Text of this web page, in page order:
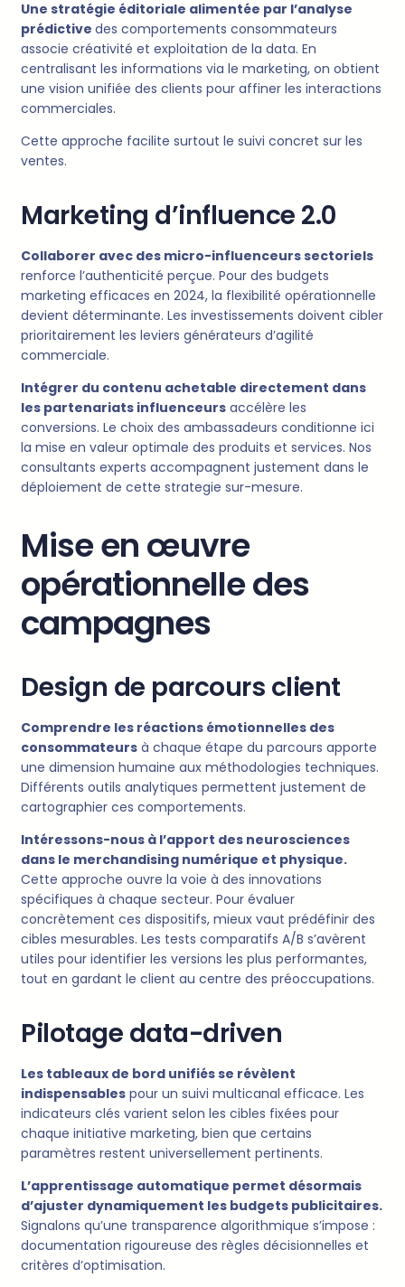
Une stratégie éditoriale alimentée par l’analyse
prédictive des comportements consommateurs
associe créativité et exploitation de la data. En
centralisant les informations via le marketing, on obtient
une vision unifiée des clients pour affiner les interactions
commerciales.
Cette approche facilite surtout le suivi concret sur les
ventes.
Marketing d’influence 2.0
Collaborer avec des micro-influenceurs sectoriels
renforce l’authenticité perçue. Pour des budgets
marketing efficaces en 2024, la flexibilité opérationnelle
devient déterminante. Les investissements doivent cibler
prioritairement les leviers générateurs d’agilité
commerciale.
Intégrer du contenu achetable directement dans
les partenariats influenceurs accélère les
conversions. Le choix des ambassadeurs conditionne ici
la mise en valeur optimale des produits et services. Nos
consultants experts accompagnent justement dans le
déploiement de cette strategie sur-mesure.
Mise en œuvre
opérationnelle des
campagnes
Design de parcours client
Comprendre les réactions émotionnelles des
consommateurs à chaque étape du parcours apporte
une dimension humaine aux méthodologies techniques.
Différents outils analytiques permettent justement de
cartographier ces comportements.
Intéressons-nous à l’apport des neurosciences
dans le merchandising numérique et physique.
Cette approche ouvre la voie à des innovations
spécifiques à chaque secteur. Pour évaluer
concrètement ces dispositifs, mieux vaut prédéfinir des
cibles mesurables. Les tests comparatifs A/B s’avèrent
utiles pour identifier les versions les plus performantes,
tout en gardant le client au centre des préoccupations.
Pilotage data-driven
Les tableaux de bord unifiés se révèlent
indispensables pour un suivi multicanal efficace. Les
indicateurs clés varient selon les cibles fixées pour
chaque initiative marketing, bien que certains
paramètres restent universellement pertinents.
L’apprentissage automatique permet désormais
d’ajuster dynamiquement les budgets publicitaires.
Signalons qu’une transparence algorithmique s’impose :
documentation rigoureuse des règles décisionnelles et
critères d’optimisation.